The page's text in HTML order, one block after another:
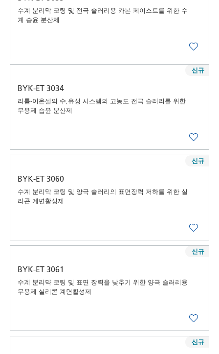
수계 분리막 코팅 및 전극 슬러리용 카본 페이스트를 위한 수
계 습윤 분산제
BYK-ET 3034
리튬-이온셀의 수,유성 시스템의 고농도 전극 슬러리를 위한
무용제 습윤 분산제
신규
BYK-ET 3060
수계 분리막 코팅 및 양극 슬러리의 표면장력 저하를 위한 실
리콘 계면활성제
신규
BYK-ET 3061
수계 분리먁 코팅 및 표면 장력을 낮추기 위한 양극 슬러리용
무용제 실리콘 계면활성제
신규
신규